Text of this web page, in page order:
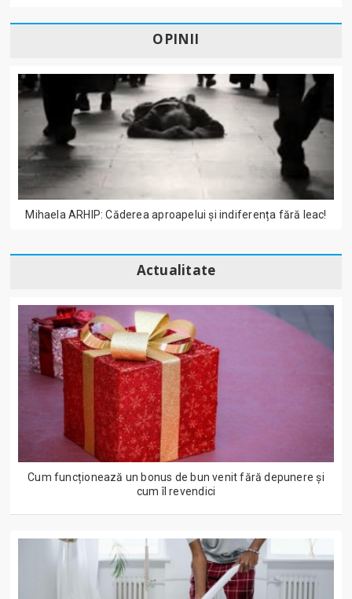
OPINII
Mihaela ARHIP: Căderea aproapelui și indiferența fără leac!
Actualitate
Cum funcționează un bonus de bun venit fără depunere și
cum îl revendici